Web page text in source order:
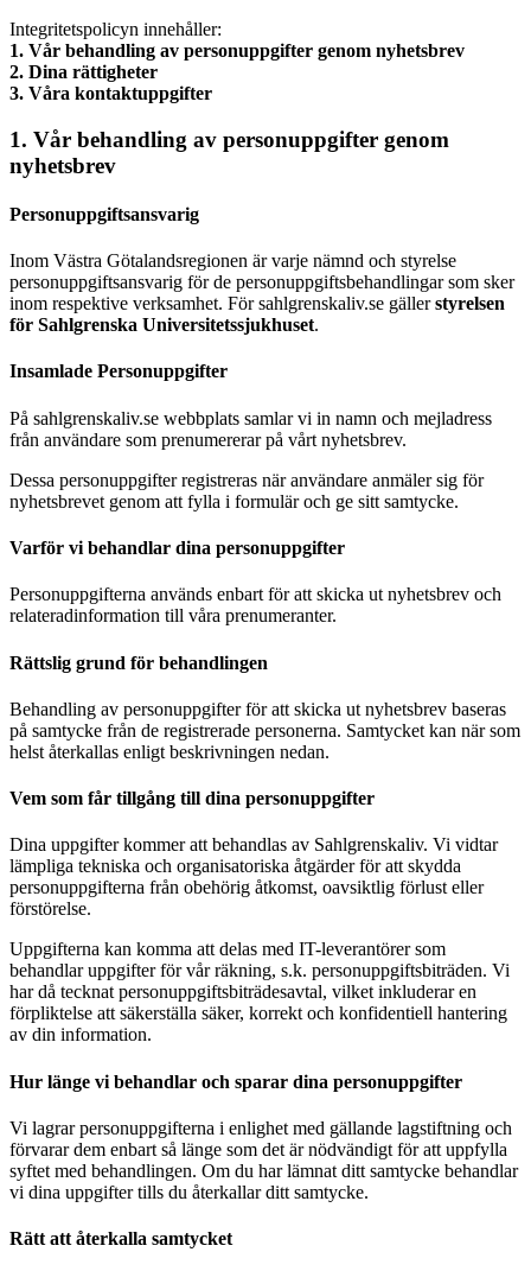
Integritetspolicyn innehåller:
1. Vår behandling av personuppgifter genom nyhetsbrev
2. Dina rättigheter
3. Våra kontaktuppgifter
1. Vår behandling av personuppgifter genom
nyhetsbrev
Personuppgiftsansvarig
Inom Västra Götalandsregionen är varje nämnd och styrelse
personuppgiftsansvarig för de personuppgiftsbehandlingar som sker
inom respektive verksamhet. För sahlgrenskaliv.se gällerstyrelsen
för Sahlgrenska Universitetssjukhuset.
Insamlade Personuppgifter
På sahlgrenskaliv.se webbplats samlar vi in namn och mejladress
från användare som prenumererar på vårt nyhetsbrev.
Dessa personuppgifter registreras när användare anmäler sig för
nyhetsbrevet genom att fylla i formulär och ge sitt samtycke.
Varför vi behandlar dina personuppgifter
Personuppgifterna används enbart för att skicka ut nyhetsbrev och
relateradinformation till våra prenumeranter.
Rättslig grund för behandlingen
Behandling av personuppgifter för att skicka ut nyhetsbrev baseras
på samtycke från de registrerade personerna. Samtycket kan när som
helst återkallas enligt beskrivningen nedan.
Vem som får tillgång till dina personuppgifter
Dina uppgifter kommer att behandlas av Sahlgrenskaliv. Vi vidtar
lämpliga tekniska och organisatoriska åtgärder för att skydda
personuppgifterna från obehörig åtkomst, oavsiktlig förlust eller
förstörelse.
Uppgifterna kan komma att delas med IT-leverantörer som
behandlar uppgifter för vår räkning, s.k. personuppgiftsbiträden. Vi
har då tecknat personuppgiftsbiträdesavtal, vilket inkluderar en
förpliktelse att säkerställa säker, korrekt och konfidentiell hantering
av din information.
Hur länge vi behandlar och sparar dina personuppgifter
Vi lagrar personuppgifterna i enlighet med gällande lagstiftning och
förvarar dem enbart så länge som det är nödvändigt för att uppfylla
syftet med behandlingen. Om du har lämnat ditt samtycke behandlar
vi dina uppgifter tills du återkallar ditt samtycke.
Rätt att återkalla samtycket